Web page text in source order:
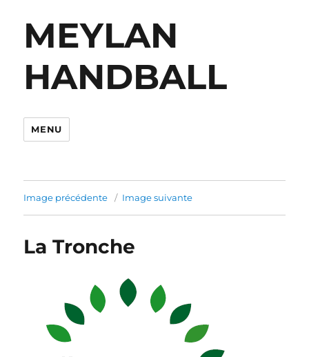
MEYLAN
HANDBALL
MENU
Image précédente Image suivante
La Tronche